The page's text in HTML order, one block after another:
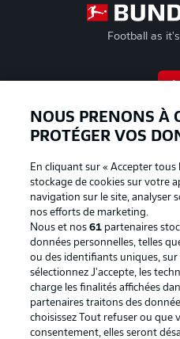
Football as
Proposé par
NOUS PRENONS À
PROTÉGER VOS
En cliquant sur « Accepter tous
stockage de cookies sur votre
navigation sur le site, analyser
nos efforts de marketing.
Nous et nos61 partenaires
données personnelles, telles
ou des identifiants uniques, sur
sélectionnez J'accepte, les
charge les finalités affichées
partenaires traitons des
choisissez Tout refuser ou que
consentement, elles seront